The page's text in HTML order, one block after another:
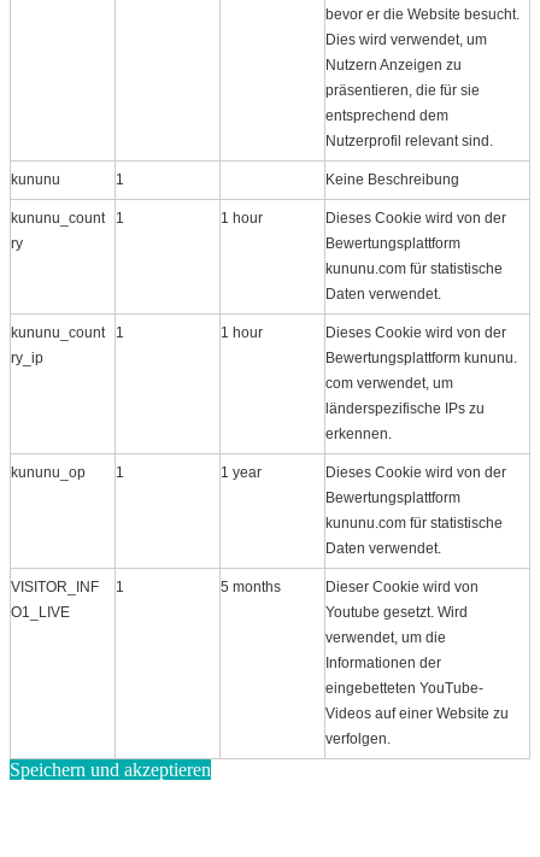
bevor er die Website besucht.
Dies wird verwendet, um
Nutzern Anzeigen zu
präsentieren, die für sie
entsprechend dem
Nutzerprofil relevant sind.
kununu 1 Keine Beschreibung
kununu_count
ry
1 1 hour
Dieses Cookie wird von der
Bewertungsplattform
kununu.com für statistische
Daten verwendet.
kununu_count
ry_ip
1 1 hour
Dieses Cookie wird von der
Bewertungsplattform kununu.​
com verwendet, um
länderspezifische IPs zu
erkennen.
kununu_op 1 1 year
Dieses Cookie wird von der
Bewertungsplattform
kununu.com für statistische
Daten verwendet.
VISITOR_INF
O1_LIVE
1 5 months
Dieser Cookie wird von
Youtube gesetzt. Wird
verwendet, um die
Informationen der
eingebetteten YouTube-
Videos auf einer Website zu
verfolgen.
Speichern und akzeptieren